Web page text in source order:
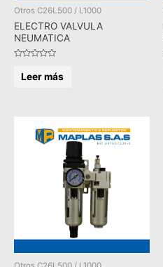
Otros C26L500 / L1000
ELECTRO VALVULA
NEUMATICA
enLeer más